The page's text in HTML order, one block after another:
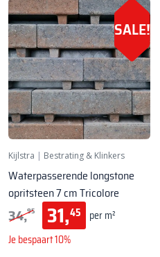
SALE!
Kijlstra | Bestrating & Klinkers
Waterpasserende longstone
opritsteen 7 cm Tricolore
34,95 31,45
per m²
Je bespaart 10%